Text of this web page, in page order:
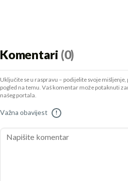
Komentari (0)
Uključite se u raspravu – podijelite svoje
pogled na temu. Vaš komentar može potaknuti
našeg portala.
Važna obavijest !